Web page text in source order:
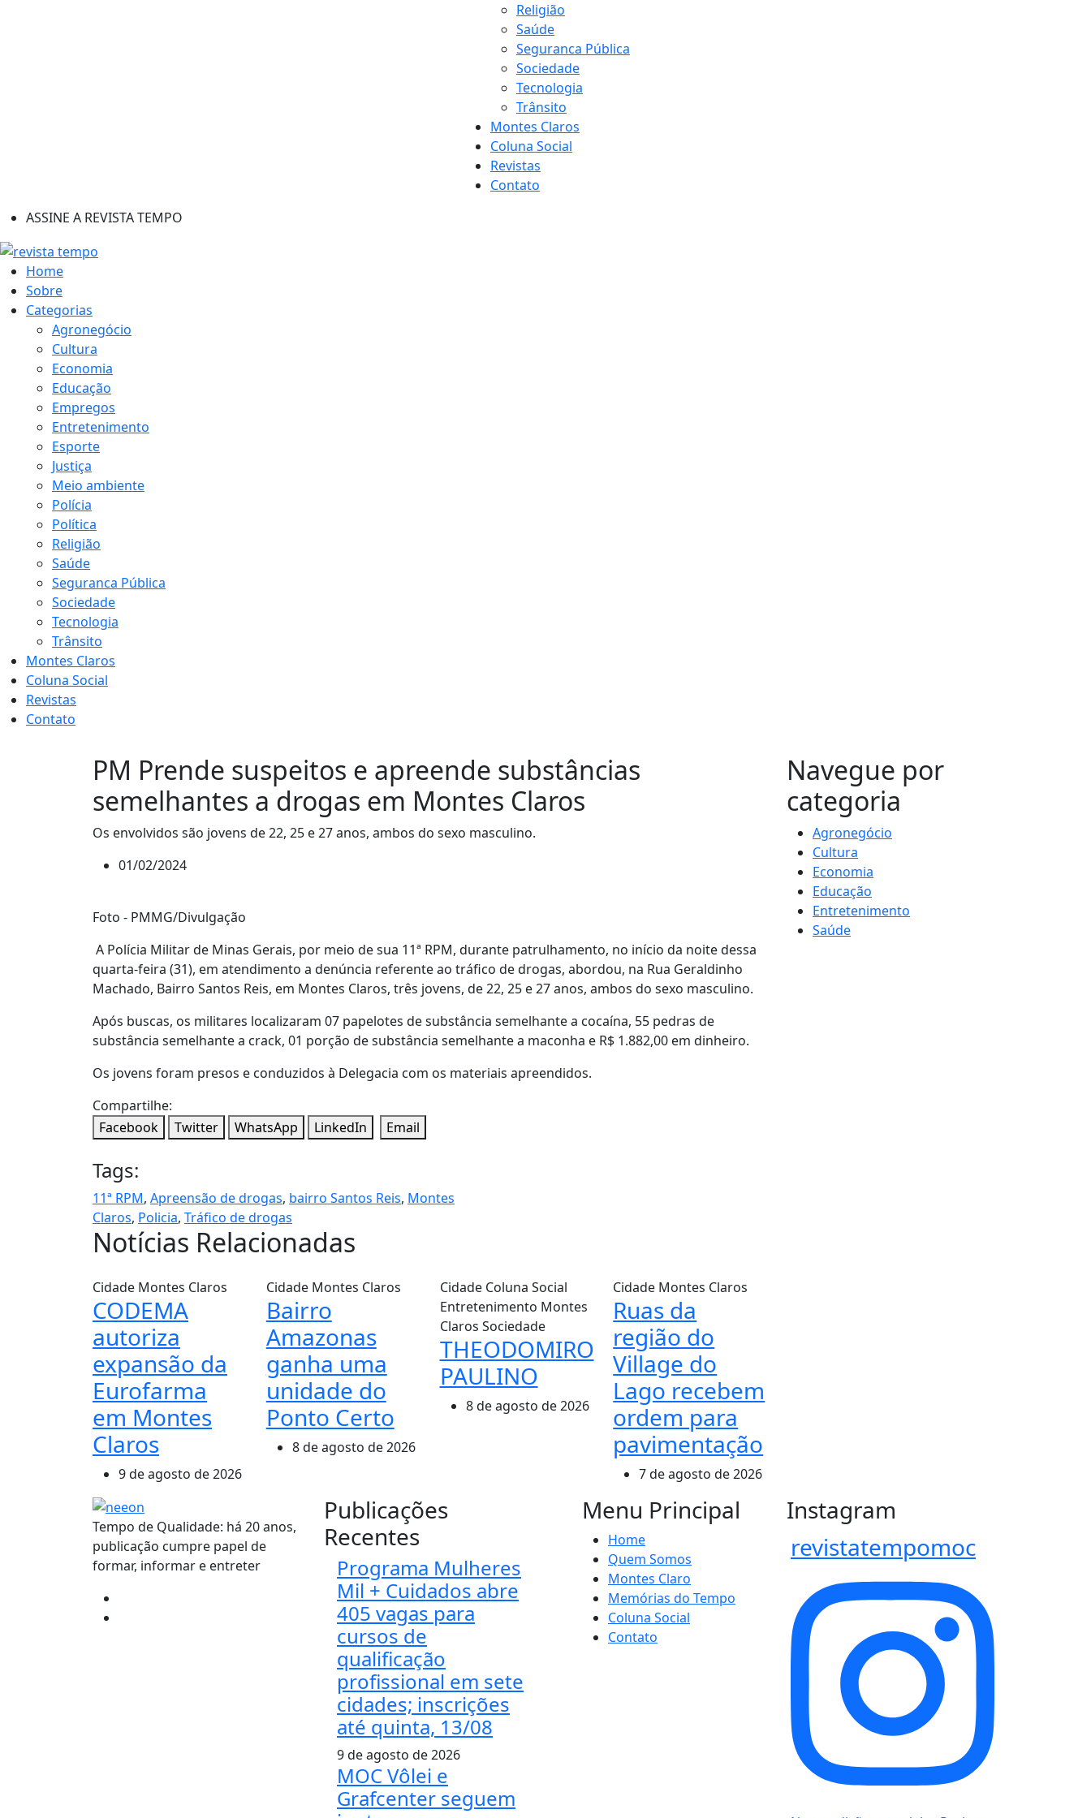
Religião
Saúde
Seguranca Pública
Sociedade
Tecnologia
Trânsito
Montes Claros
Coluna Social
Revistas
Contato
ASSINE A REVISTA TEMPO
Home
Sobre
Categorias
Agronegócio
Cultura
Economia
Educação
Empregos
Entretenimento
Esporte
Justiça
Meio ambiente
Polícia
Política
Religião
Saúde
Seguranca Pública
Sociedade
Tecnologia
Trânsito
Montes Claros
Coluna Social
Revistas
Contato
PM Prende suspeitos e apreende substâncias
semelhantes a drogas em Montes Claros
Os envolvidos são jovens de 22, 25 e 27 anos, ambos do sexo masculino.
01/02/2024
Foto - PMMG/Divulgação
A Polícia Militar de Minas Gerais, por meio de sua 11ª RPM, durante patrulhamento, no início da noite dessa
quarta-feira (31), em atendimento a denúncia referente ao tráfico de drogas, abordou, na Rua Geraldinho
Machado, Bairro Santos Reis, em Montes Claros, três jovens, de 22, 25 e 27 anos, ambos do sexo masculino.
Após buscas, os militares localizaram 07 papelotes de substância semelhante a cocaína, 55 pedras de
substância semelhante a crack, 01 porção de substância semelhante a maconha e R$ 1.882,00 em dinheiro.
Os jovens foram presos e conduzidos à Delegacia com os materiais apreendidos.
Compartilhe:
Facebook
Twitter WhatsApp LinkedIn Email
Tags:
11ª RPM, Apreensão de drogas, bairro Santos Reis, Montes
Claros, Policia, Tráfico de drogas
Notícias Relacionadas
Cidade Montes Claros
CODEMA
autoriza
expansão da
Eurofarma
em Montes
Claros
9 de agosto de 2026
Cidade Montes Claros
Bairro
Amazonas
ganha uma
unidade do
Ponto Certo
8 de agosto de 2026
Cidade Coluna Social
Entretenimento Montes
Claros Sociedade
THEODOMIRO
PAULINO
8 de agosto de 2026
Cidade Montes Claros
Ruas da
região do
Village do
Lago recebem
ordem para
pavimentação
7 de agosto de 2026
MAIS VISTOS
Navegue por
categoria
Agronegócio
Cultura
Economia
Educação
Entretenimento
Saúde
Tempo de Qualidade: há 20 anos,
publicação cumpre papel de
formar, informar e entreter
Publicações
Recentes
Programa Mulheres
Mil + Cuidados abre
405 vagas para
cursos de
qualificação
profissional em sete
cidades; inscrições
até quinta, 13/08
9 de agosto de 2026
MOC Vôlei e
Grafcenter seguem
Menu Principal
Home
Quem Somos
Montes Claro
Memórias do Tempo
Coluna Social
Contato
Instagram
revistatempomoc